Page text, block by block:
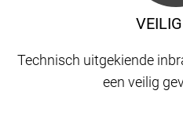
Technisch uitgekiende
een veilig